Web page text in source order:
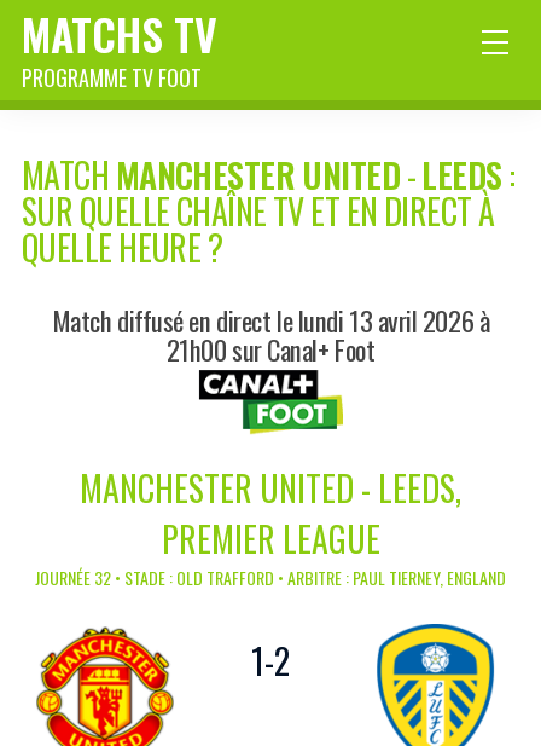
MATCHS TV
PROGRAMME TV FOOT
MATCH MANCHESTER UNITED-LEEDS:
SUR QUELLE CHAÎNE TV ET EN DIRECT À
QUELLE HEURE ?
Match diffusé en direct le lundi 13 avril 2026 à
21h00 sur Canal+ Foot
MANCHESTER UNITED - LEEDS,
PREMIER LEAGUE
JOURNÉE 32 • STADE : OLD TRAFFORD • ARBITRE : PAUL TIERNEY, ENGLAND
1-2